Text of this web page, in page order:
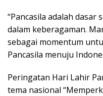
“Pancasila adalah dasar
dalam keberagaman.
sebagai momentum
Pancasila menuju
Peringatan Hari Lahir
tema nasional